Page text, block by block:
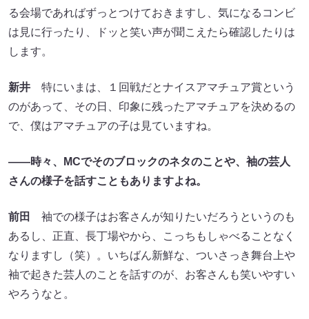
る会場であればずっとつけておきますし、気になるコンビ
は見に行ったり、ドッと笑い声が聞こえたら確認したりは
します。
新井 特にいまは、１回戦だとナイスアマチュア賞という
のがあって、その日、印象に残ったアマチュアを決めるの
で、僕はアマチュアの子は見ていますね。
――時々、MCでそのブロックのネタのことや、袖の芸人
さんの様子を話すこともありますよね。
前田
袖での様子はお客さんが知りたいだろうというのも
あるし、正直、長丁場やから、こっちもしゃべることなく
なりますし（笑）。いちばん新鮮な、ついさっき舞台上や
袖で起きた芸人のことを話すのが、お客さんも笑いやすい
やろうなと。